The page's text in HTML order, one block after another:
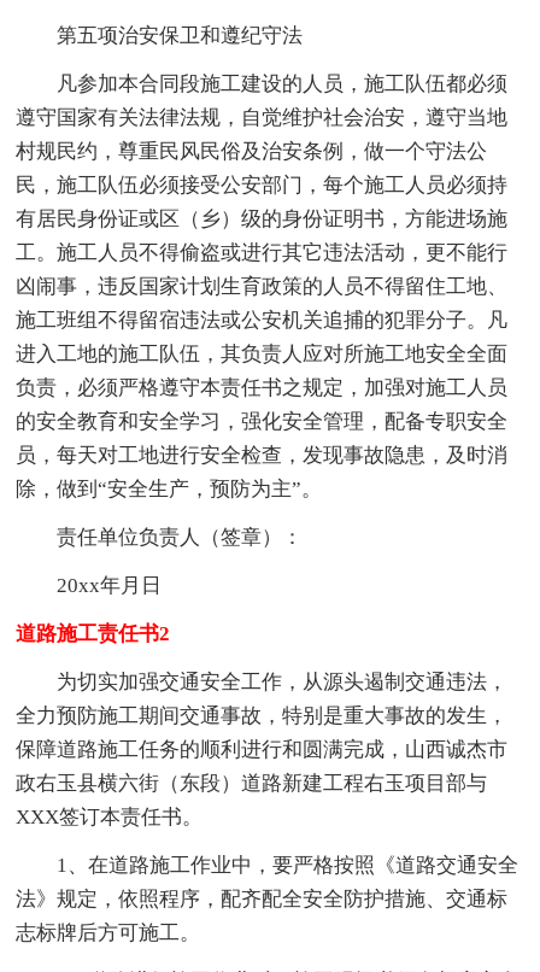
第五项治安保卫和遵纪守法
凡参加本合同段施工建设的人员，施工队伍都必须
遵守国家有关法律法规，自觉维护社会治安，遵守当地
村规民约，尊重民风民俗及治安条例，做一个守法公
民，施工队伍必须接受公安部门，每个施工人员必须持
有居民身份证或区（乡）级的身份证明书，方能进场施
工。施工人员不得偷盗或进行其它违法活动，更不能行
凶闹事，违反国家计划生育政策的人员不得留住工地、
施工班组不得留宿违法或公安机关追捕的犯罪分子。凡
进入工地的施工队伍，其负责人应对所施工地安全全面
负责，必须严格遵守本责任书之规定，加强对施工人员
的安全教育和安全学习，强化安全管理，配备专职安全
员，每天对工地进行安全检查，发现事故隐患，及时消
除，做到“安全生产，预防为主”。
责任单位负责人（签章）：
20xx年月日
道路施工责任书2
为切实加强交通安全工作，从源头遏制交通违法，
全力预防施工期间交通事故，特别是重大事故的发生，
保障道路施工任务的顺利进行和圆满完成，山西诚杰市
政右玉县横六街（东段）道路新建工程右玉项目部与
XXX签订本责任书。
1、在道路施工作业中，要严格按照《道路交通安全
法》规定，依照程序，配齐配全安全防护措施、交通标
志标牌后方可施工。